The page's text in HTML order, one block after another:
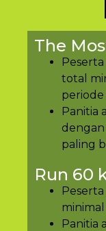
The
total
Panitia
paling
Run 60
Panitia